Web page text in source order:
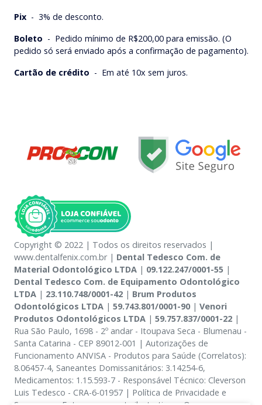
Pix - 3% de desconto.
Boleto - Pedido mínimo de R$200,00 para emissão. (O
pedido só será enviado após a confirmação de pagamento).
Cartão de crédito - Em até 10x sem juros.
Copyright © 2022 | Todos os direitos reservados |
www.dentalfenix.com.br | Dental Tedesco Com. de
Material Odontológico LTDA | 09.122.247/0001-55 |
Dental Tedesco Com. de Equipamento Odontológico
LTDA | 23.110.748/0001-42 | Brum Produtos
Odontológicos LTDA | 59.743.801/0001-90| Venori
Produtos Odontológicos LTDA | 59.757.837/0001-22 |
Rua São Paulo, 1698 - 2º andar - Itoupava Seca - Blumenau -
Santa Catarina - CEP 89012-001 | Autorizações de
Funcionamento ANVISA - Produtos para Saúde (Correlatos):
8.06457-4, Saneantes Domissanitários: 3.14254-6,
Medicamentos: 1.15.593-7 - Responsável Técnico: Cleverson
Luis Tedesco - CRA-6-01957 | Política de Privacidade e